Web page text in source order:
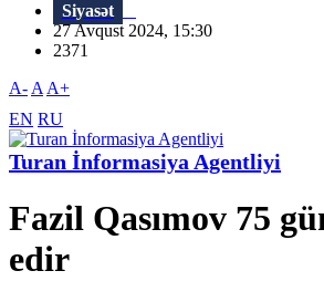
Siyasət
27 Avqust 2024, 15:30
2371
A- A A+
EN RU
Turan İnformasiya Agentliyi
Fazil Qasımov 75
edir